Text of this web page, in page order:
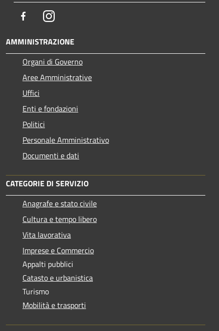
FacebookInstagram
AMMINISTRAZIONE
Organi di Governo
Aree Amministrative
Uffici
Enti e fondazioni
Politici
Personale Amministrativo
Documenti e dati
CATEGORIE DI SERVIZIO
Anagrafe e stato civile
Cultura e tempo libero
Vita lavorativa
Imprese e Commercio
Appalti pubblici
Catasto e urbanistica
Turismo
Mobilità e trasporti